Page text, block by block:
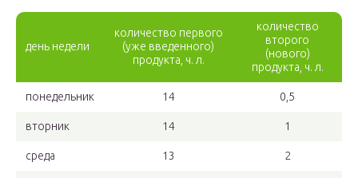
день недели
количество первого
(уже введенного)
продукта, ч. л.
количество
второго
(нового)
продукта, ч. л.
понедельник 14 0,5
вторник 14 1
среда 13 2